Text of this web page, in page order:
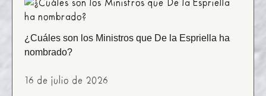
¿Cuáles son los Ministros que De la Espriella ha
nombrado?
16 de julio de 2026